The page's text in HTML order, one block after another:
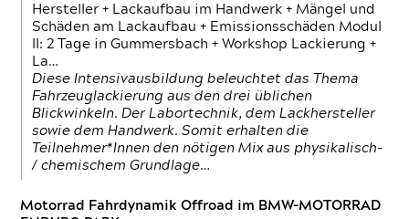
Hersteller + Lackaufbau im Handwerk + Mängel und
Schäden am Lackaufbau + Emissionsschäden Modul
II: 2 Tage in Gummersbach + Workshop Lackierung +
La…
Diese Intensivausbildung beleuchtet das Thema
Fahrzeuglackierung aus den drei üblichen
Blickwinkeln. Der Labortechnik, dem Lackhersteller
sowie dem Handwerk. Somit erhalten die
Teilnehmer*Innen den nötigen Mix aus physikalisch-
/ chemischem Grundlage…
Motorrad Fahrdynamik Offroad im BMW-MOTORRAD